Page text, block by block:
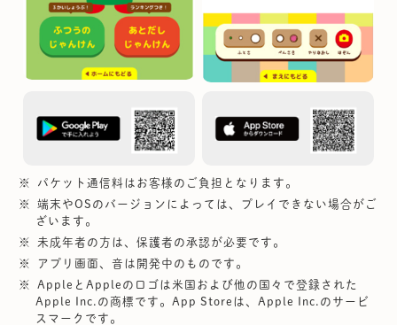
パケット通信料はお客様のご負担となります。
端末やOSのバージョンによっては、プレイできない場合がご
ざいます。
未成年者の方は、保護者の承認が必要です。
アプリ画面、音は開発中のものです。
AppleとAppleのロゴは米国および他の国々で登録された
Apple Inc.の商標です。App Storeは、Apple Inc.のサービ
スマークです。